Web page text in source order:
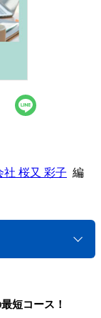
社 桜又 彩子 編
短コース！